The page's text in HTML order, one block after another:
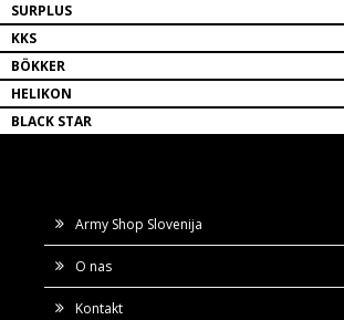
SURPLUS
KKS
BÖKKER
HELIKON
BLACK STAR
Army Shop Slovenija
O nas
Kontakt